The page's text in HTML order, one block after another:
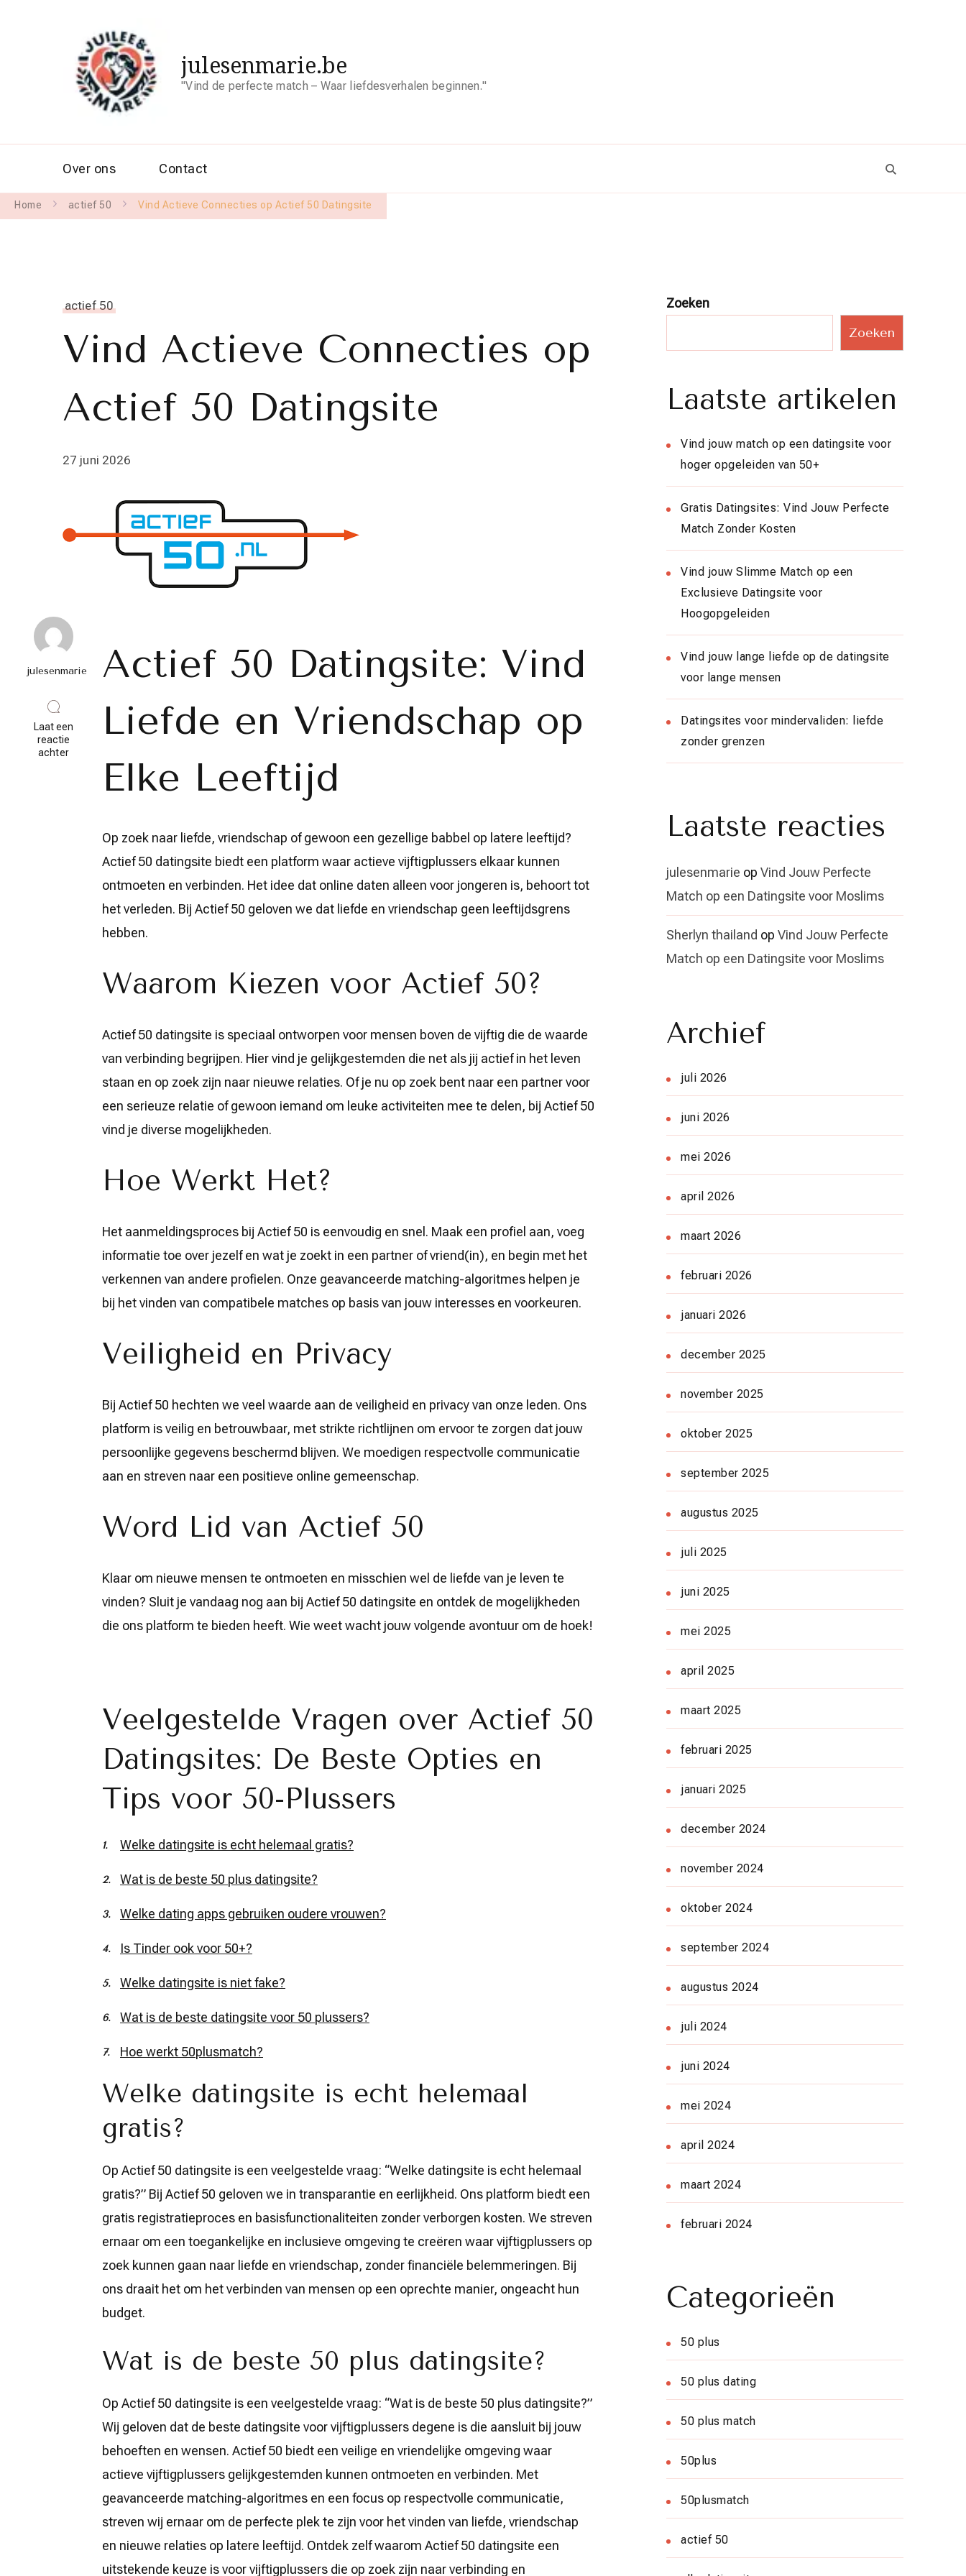
julesenmarie.be
"Vind de perfecte match – Waar liefdesverhalen beginnen."
Over ons Contact
Home actief 50 Vind Actieve Connecties op Actief 50 Datingsite
actief 50
Vind Actieve Connecties op
Actief 50 Datingsite
27 juni 2026
julesenmarie
Laat een
reactie
achterop
Connecties
Datingsite
Actief 50 Datingsite: Vind
Liefde en Vriendschap op
Elke Leeftijd
Op zoek naar liefde, vriendschap of gewoon een gezellige babbel op latere leeftijd?
Actief 50 datingsite biedt een platform waar actieve vijftigplussers elkaar kunnen
ontmoeten en verbinden. Het idee dat online daten alleen voor jongeren is, behoort tot
het verleden. Bij Actief 50 geloven we dat liefde en vriendschap geen leeftijdsgrens
hebben.
Waarom Kiezen voor Actief 50?
Actief 50 datingsite is speciaal ontworpen voor mensen boven de vijftig die de waarde
van verbinding begrijpen. Hier vind je gelijkgestemden die net als jij actief in het leven
staan en op zoek zijn naar nieuwe relaties. Of je nu op zoek bent naar een partner voor
een serieuze relatie of gewoon iemand om leuke activiteiten mee te delen, bij Actief 50
vind je diverse mogelijkheden.
Hoe Werkt Het?
Het aanmeldingsproces bij Actief 50 is eenvoudig en snel. Maak een profiel aan, voeg
informatie toe over jezelf en wat je zoekt in een partner of vriend(in), en begin met het
verkennen van andere profielen. Onze geavanceerde matching-algoritmes helpen je
bij het vinden van compatibele matches op basis van jouw interesses en voorkeuren.
Veiligheid en Privacy
Bij Actief 50 hechten we veel waarde aan de veiligheid en privacy van onze leden. Ons
platform is veilig en betrouwbaar, met strikte richtlijnen om ervoor te zorgen dat jouw
persoonlijke gegevens beschermd blijven. We moedigen respectvolle communicatie
aan en streven naar een positieve online gemeenschap.
Word Lid van Actief 50
Klaar om nieuwe mensen te ontmoeten en misschien wel de liefde van je leven te
vinden? Sluit je vandaag nog aan bij Actief 50 datingsite en ontdek de mogelijkheden
die ons platform te bieden heeft. Wie weet wacht jouw volgende avontuur om de hoek!
Veelgestelde Vragen over Actief 50
Datingsites: De Beste Opties en
Tips voor 50-Plussers
Welke datingsite is echt helemaal gratis?
Wat is de beste 50 plus datingsite?
Welke dating apps gebruiken oudere vrouwen?
Is Tinder ook voor 50+?
Welke datingsite is niet fake?
Wat is de beste datingsite voor 50 plussers?
Hoe werkt 50plusmatch?
Welke datingsite is echt helemaal
gratis?
Op Actief 50 datingsite is een veelgestelde vraag: “Welke datingsite is echt helemaal
gratis?” Bij Actief 50 geloven we in transparantie en eerlijkheid. Ons platform biedt een
gratis registratieproces en basisfunctionaliteiten zonder verborgen kosten. We streven
ernaar om een toegankelijke en inclusieve omgeving te creëren waar vijftigplussers op
zoek kunnen gaan naar liefde en vriendschap, zonder financiële belemmeringen. Bij
ons draait het om het verbinden van mensen op een oprechte manier, ongeacht hun
budget.
Wat is de beste 50 plus datingsite?
Op Actief 50 datingsite is een veelgestelde vraag: “Wat is de beste 50 plus datingsite?”
Wij geloven dat de beste datingsite voor vijftigplussers degene is die aansluit bij jouw
behoeften en wensen. Actief 50 biedt een veilige en vriendelijke omgeving waar
actieve vijftigplussers gelijkgestemden kunnen ontmoeten en verbinden. Met
geavanceerde matching-algoritmes en een focus op respectvolle communicatie,
streven wij ernaar om de perfecte plek te zijn voor het vinden van liefde, vriendschap
en nieuwe relaties op latere leeftijd. Ontdek zelf waarom Actief 50 datingsite een
uitstekende keuze is voor vijftigplussers die op zoek zijn naar verbinding en
Zoeken
Zoeken
Laatste artikelen
Vind jouw match op een datingsite voor
hoger opgeleiden van 50+
Gratis Datingsites: Vind Jouw Perfecte
Match Zonder Kosten
Vind jouw Slimme Match op een
Exclusieve Datingsite voor
Hoogopgeleiden
Vind jouw lange liefde op de datingsite
voor lange mensen
Datingsites voor mindervaliden: liefde
zonder grenzen
Laatste reacties
julesenmarie op Vind Jouw Perfecte
Match op een Datingsite voor Moslims
Sherlyn thailand op Vind Jouw Perfecte
Match op een Datingsite voor Moslims
Archief
juli 2026
juni 2026
mei 2026
april 2026
maart 2026
februari 2026
januari 2026
december 2025
november 2025
oktober 2025
september 2025
augustus 2025
juli 2025
juni 2025
mei 2025
april 2025
maart 2025
februari 2025
januari 2025
december 2024
november 2024
oktober 2024
september 2024
augustus 2024
juli 2024
juni 2024
mei 2024
april 2024
maart 2024
februari 2024
Categorieën
50 plus
50 plus dating
50 plus match
50plus
50plusmatch
actief 50